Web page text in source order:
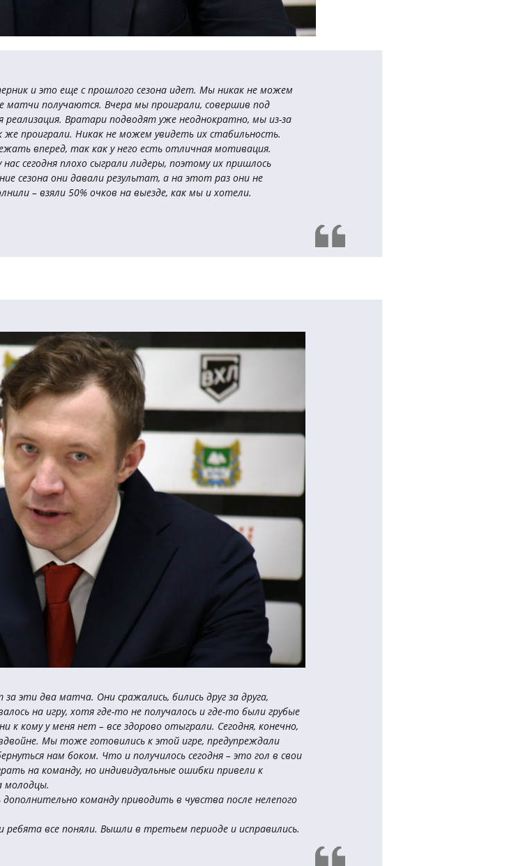
и это еще с прошлого сезона идет. Мы никак не можем
получаются. Вчера мы проиграли, совершив под
реализация. Вратари подводят уже неоднократно, мы из-за
же проиграли. Никак не можем увидеть их стабильность.
вперед, так как у него есть отличная мотивация.
сегодня плохо сыграли лидеры, поэтому их пришлось
сезона они давали результат, а на этот раз они не
– взяли 50% очков на выезде, как мы и хотели.
эти два матча. Они сражались, бились друг за друга,
на игру, хотя где-то не получалось и где-то были грубые
кому у меня нет – все здорово отыграли. Сегодня, конечно,
Мы тоже готовились к этой игре, предупреждали
нам боком. Что и получилось сегодня – это гол в свои
на команду, но индивидуальные ошибки привели к
молодцы.
команду приводить в чувства после нелепого
все поняли. Вышли в третьем периоде и исправились.